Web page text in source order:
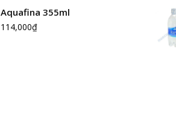
Aquafina 355ml
114,000₫